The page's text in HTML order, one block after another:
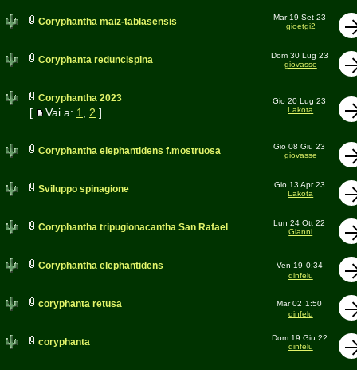
Coryphantha maiz-tablasensis
Mar 19 Set 23
gioetgi2
Coryphanta reduncispina
Dom 30 Lug 23
giovasse
Coryphantha 2023
[ Vai a: 1 2 ]
Gio 20 Lug 23
Lakota
Coryphantha elephantidens f.mostruosa
Gio 08 Giu 23
giovasse
Sviluppo spinagione
Gio 13 Apr 23
Lakota
Coryphantha tripugionacantha San Rafael
Lun 24 Ott 22
Gianni
Coryphantha elephantidens Ven 19 0:34
dinfelu
coryphanta retusa Mar 02 1:50
dinfelu
coryphanta
Dom 19 Giu 22
dinfelu